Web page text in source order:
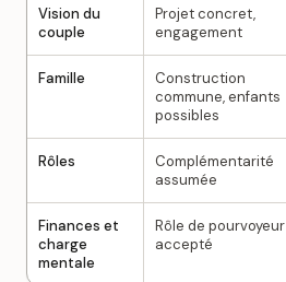
Vision du
couple
Projet concret,
engagement
Famille
Construction
commune, enfants
possibles
Rôles
Complémentarité
assumée
Finances et
charge
mentale
Rôle de pourvoyeur
accepté